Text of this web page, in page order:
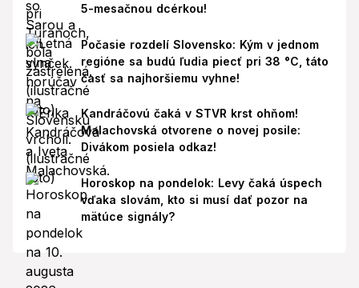
5-mesačnou dcérkou!
Počasie rozdelí Slovensko: Kým v jednom
regióne sa budú ľudia piecť pri 38 °C, táto
časť sa najhoršiemu vyhne!
Kandráčovú čaká v STVR krst ohňom!
Malachovská otvorene o novej posile:
Divákom posiela odkaz!
Horoskop na pondelok: Levy čaká úspech
vďaka slovám, kto si musí dať pozor na
mätúce signály?